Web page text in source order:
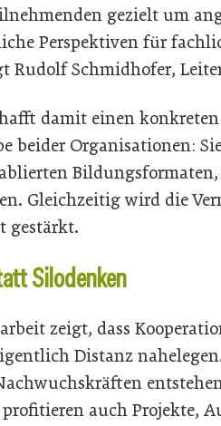
gezielt um
Perspektiven für
Rudolf Schmidhofer,
damit einen
beider Organisationen:
Gleichzeitig wird die
gestärkt.
Silodenken
zeigt, dass
Distanz
auch Projekte,